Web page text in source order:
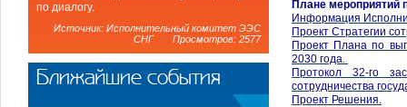
Плане мероприятий
Информация
Проект Стратегии
Проект Плана по
2030 года.
Протокол 32-го
сотрудничества
Проект Решения.
по диалогу.
Источник: Исполнительный комитет ЭЭС
СНГ Просмотров: 2577
Ближайшие события